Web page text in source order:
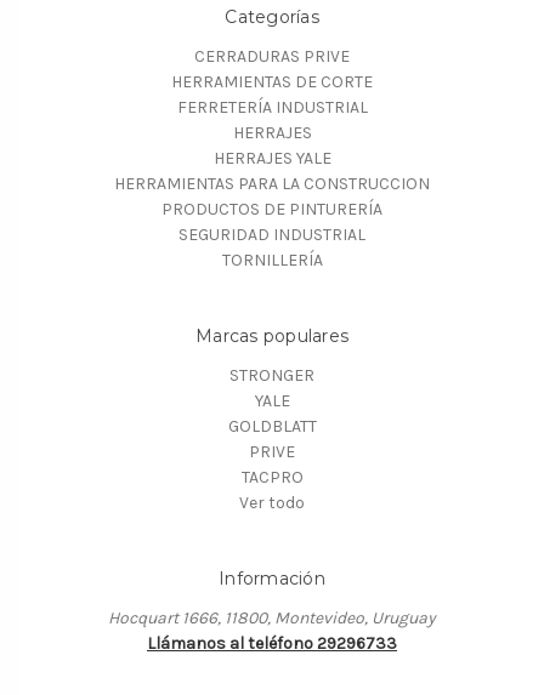
Categorías
CERRADURAS PRIVE
HERRAMIENTAS DE CORTE
FERRETERÍA INDUSTRIAL
HERRAJES
HERRAJES YALE
HERRAMIENTAS PARA LA CONSTRUCCION
PRODUCTOS DE PINTURERÍA
SEGURIDAD INDUSTRIAL
TORNILLERÍA
Marcas populares
STRONGER
YALE
GOLDBLATT
PRIVE
TACPRO
Ver todo
Información
Hocquart 1666, 11800, Montevideo, Uruguay
Llámanos al teléfono 29296733